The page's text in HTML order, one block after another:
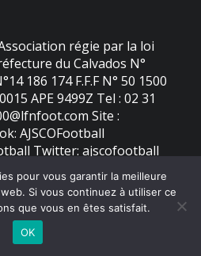
Association régie par la loi
du Calvados N°
186 174 F.F.F N° 50 1500
APE 9499Z Tel : 02 31
Site :
AJSCOFootball
Twitter: ajscofootball
| Site internet réalisé par
LÉGALES
pour vous garantir la meilleure
Si vous continuez à utiliser ce
que vous en êtes satisfait.
OK